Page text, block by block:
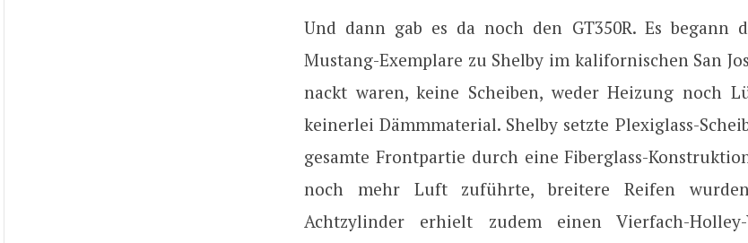
Und dann gab es da noch den GT350R. Es begann
Mustang-Exemplare zu Shelby im kalifornischen San
nackt waren, keine Scheiben, weder Heizung noch
keinerlei Dämmmaterial. Shelby setzte Plexiglass-
gesamte Frontpartie durch eine Fiberglass-
noch mehr Luft zuführte, breitere Reifen
Achtzylinder erhielt zudem einen Vierfach-